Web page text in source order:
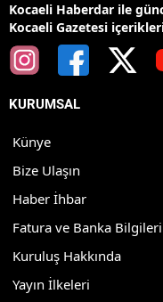
Kocaeli Haberdar ile
Kocaeli Gazetesi
KURUMSAL
Künye
Bize Ulaşın
Haber İhbar
Fatura ve Banka Bilgileri
Kuruluş Hakkında
Yayın İlkeleri